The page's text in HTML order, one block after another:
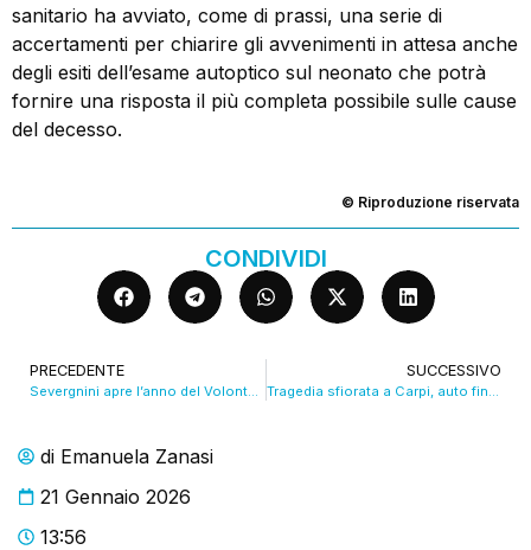
di Emanuela Zanasi
21 Gennaio 2026
13:56
sanitario ha avviato, come di prassi, una serie di
accertamenti per chiarire gli avvenimenti in attesa anche
degli esiti dell’esame autoptico sul neonato che potrà
fornire una risposta il più completa possibile sulle cause
del decesso.
© Riproduzione riservata
CONDIVIDI
PRECEDENTE
Severgnini apre l’anno del Volontariato in città. VIDEO
SUCCESSIVO
Tragedia sfiorata a Carpi, auto finisce dentro il Conad. VIDEO